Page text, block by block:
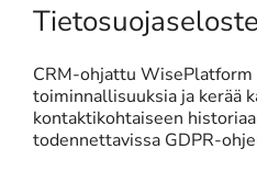
Tietosuojaseloste
CRM-ohjattu WisePlatform
toiminnallisuuksia ja kerää
kontaktikohtaiseen
todennettavissa GDPR-